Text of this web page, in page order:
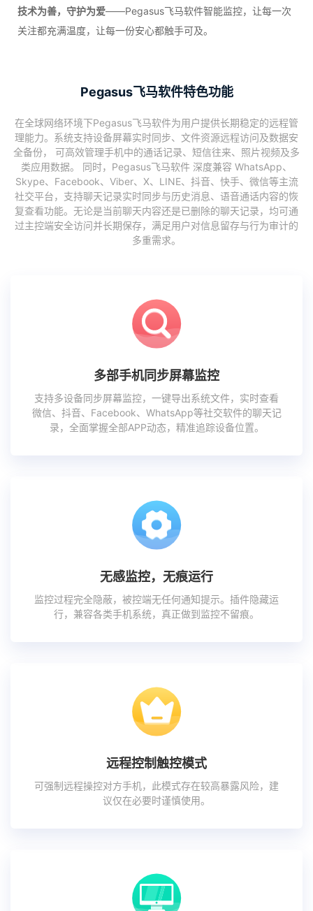
技术为善，守护为爱——Pegasus飞马软件智能监控，让每一次
关注都充满温度，让每一份安心都触手可及。
Pegasus飞马软件特色功能
在全球网络环境下Pegasus飞马软件为用户提供长期稳定的远程管
理能力。系统支持设备屏幕实时同步、文件资源远程访问及数据安
全备份， 可高效管理手机中的通话记录、短信往来、照片视频及多
类应用数据。 同时，Pegasus飞马软件 深度兼容 WhatsApp、
Skype、Facebook、Viber、X、LINE、抖音、快手、微信等主流
社交平台，支持聊天记录实时同步与历史消息、语音通话内容的恢
复查看功能。无论是当前聊天内容还是已删除的聊天记录，均可通
过主控端安全访问并长期保存，满足用户对信息留存与行为审计的
多重需求。
多部手机同步屏幕监控
支持多设备同步屏幕监控，一键导出系统文件，实时查看
微信、抖音、Facebook、WhatsApp等社交软件的聊天记
录，全面掌握全部APP动态，精准追踪设备位置。
无感监控，无痕运行
监控过程完全隐蔽，被控端无任何通知提示。插件隐藏运
行，兼容各类手机系统，真正做到监控不留痕。
远程控制触控模式
可强制远程操控对方手机，此模式存在较高暴露风险，建
议仅在必要时谨慎使用。